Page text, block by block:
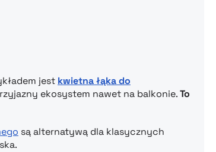
jest kwietna łąka do
ekosystem nawet na balkonie.To
są alternatywą dla klasycznych